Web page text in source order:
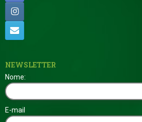
NEWSLETTER
Nome:
E-mail